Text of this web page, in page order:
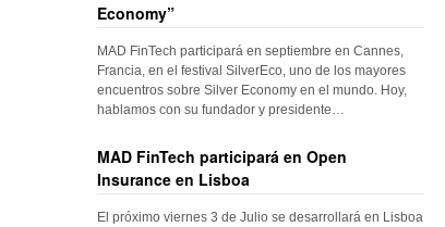
Economy”
MAD FinTech participará en septiembre en Cannes,
Francia, en el festival SilverEco, uno de los mayores
encuentros sobre Silver Economy en el mundo. Hoy,
hablamos con su fundador y presidente…
MAD FinTech participará en Open
Insurance en Lisboa
El próximo viernes 3 de Julio se desarrollará en Lisboa